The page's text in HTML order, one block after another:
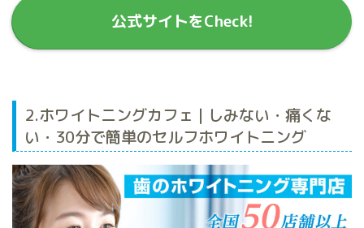
公式サイトをCheck!
2.ホワイトニングカフェ | しみない・痛くな
い・30分で簡単のセルフホワイトニング